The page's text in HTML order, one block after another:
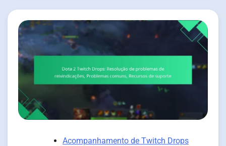
Acompanhamento de Twitch Drops